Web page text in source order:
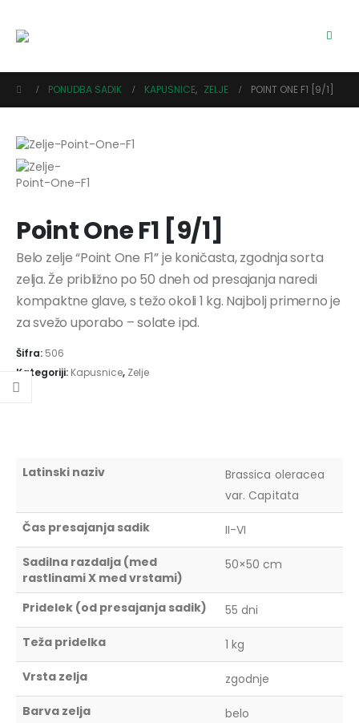
PONUDBA SADIK KAPUSNICE, ZELJE POINT ONE F1 [9/1]
Point One F1 [9/1]
Belo zelje “Point One F1” je koničasta, zgodnja sorta
zelja. Že približno po 50 dneh od presajanja naredi
kompaktne glave, s težo okoli 1 kg. Najbolj primerno je
za svežo uporabo – solate ipd.
Šifra: 506
Kategoriji: Kapusnice, Zelje
Latinski naziv
Brassica oleracea
var. Capitata
Čas presajanja sadik
II-VI
Sadilna razdalja (med
rastlinami X med vrstami)
50×50 cm
Pridelek (od presajanja sadik)
55 dni
Teža pridelka
1 kg
Vrsta zelja
zgodnje
Barva zelja
belo